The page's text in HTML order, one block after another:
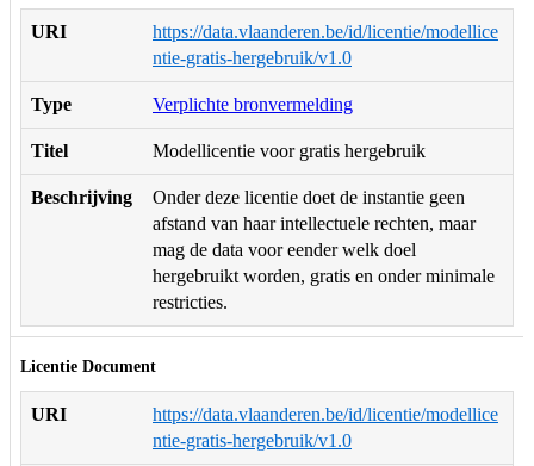
URI
https://data.vlaanderen.be/id/licentie/modellice
ntie-gratis-hergebruik/v1.0
Type Verplichte bronvermelding
Titel Modellicentie voor gratis hergebruik
Beschrijving
Onder deze licentie doet de instantie geen
afstand van haar intellectuele rechten, maar
mag de data voor eender welk doel
hergebruikt worden, gratis en onder minimale
restricties.
Licentie Document
URI
https://data.vlaanderen.be/id/licentie/modellice
ntie-gratis-hergebruik/v1.0